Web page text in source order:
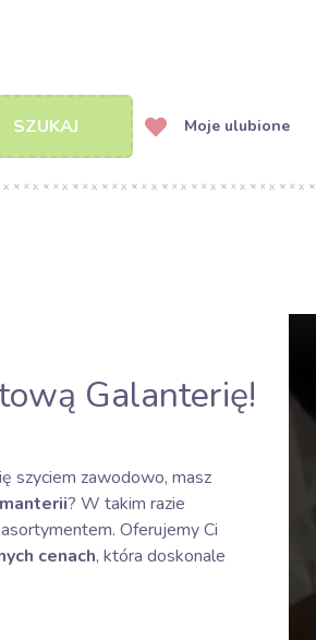
SZUKAJ Moje ulubione
Galanterię!
szyciem zawodowo, masz
? W takim razie
Oferujemy Ci
cenach, która doskonale